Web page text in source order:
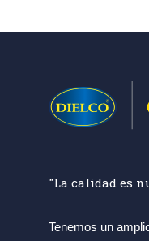
"La calidad es
Tenemos un